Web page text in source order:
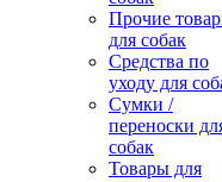
Прочие
для собак
Средства по
уходу для
Сумки /
переноски
собак
Товары для